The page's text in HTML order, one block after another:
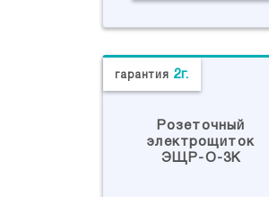
гарантия 2г.
Розеточный
электрощиток
ЭЩР-О-3К